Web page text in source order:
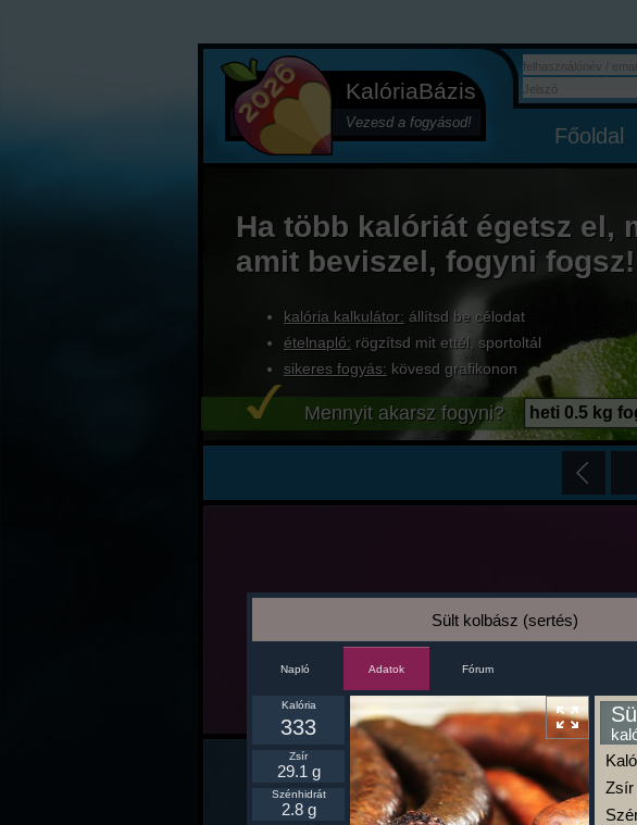
KalóriaBázis
Vezesd a fogyásod!
Főoldal
Ha több kalóriát égetsz el,
amit beviszel, fogyni fogsz!
kalória kalkulátor: állítsd be célodat
ételnapló: rögzítsd mit ettél, sportoltál
sikeres fogyás: kövesd grafikonon
Mennyit akarsz fogyni? heti 0.5 kg
Sült kolbász (sertés)
Napló Adatok Fórum
Kalória
333
Zsír
29.1 g
Szénhidrát
2.8 g
Zsír